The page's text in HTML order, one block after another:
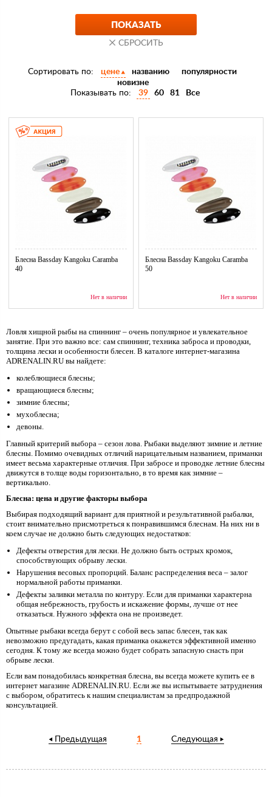
Red Machine
Silver Bream
Spike
Сортировать по: цене названию
популярности
новизне
Показывать по:
39 60 81 Все
Блесна Bassday Kangoku Caramba
40
Нет в наличии
Блесна Bassday Kangoku Caramba
50
Нет в наличии
Ловля хищной рыбы на спиннинг – очень популярное и увлекательное
занятие. При это важно все: сам спиннинг, техника заброса и проводки,
толщина лески и особенности блесен. В каталоге интернет-магазина
ADRENALIN.RU вы найдете:
колеблющиеся блесны;
вращающиеся блесны;
зимние блесны;
мухоблесна;
девоны.
Главный критерий выбора – сезон лова. Рыбаки выделяют зимние и летние
блесны. Помимо очевидных отличий нарицательным названием, приманки
имеет весьма характерные отличия. При забросе и проводке летние блесны
движутся в толще воды горизонтально, в то время как зимние –
вертикально.
Блесна: цена и другие факторы выбора
Выбирая подходящий вариант для приятной и результативной рыбалки,
стоит внимательно присмотреться к понравившимся блеснам. На них ни в
коем случае не должно быть следующих недостатков:
Дефекты отверстия для лески. Не должно быть острых кромок,
способствующих обрыву лески.
Нарушения весовых пропорций. Баланс распределения веса – залог
нормальной работы приманки.
Дефекты заливки металла по контуру. Если для приманки характерна
общая небрежность, грубость и искажение формы, лучше от нее
отказаться. Нужного эффекта она не произведет.
Опытные рыбаки всегда берут с собой весь запас блесен, так как
невозможно предугадать, какая приманка окажется эффективной именно
сегодня. К тому же всегда можно будет собрать запасную снасть при
обрыве лески.
Если вам понадобилась конкретная блесна, вы всегда можете купить ее в
интернет магазине ADRENALIN.RU. Если же вы испытываете затруднения
с выбором, обратитесь к нашим специалистам за предпродажной
консультацией.
Предыдущая 1 Следующая